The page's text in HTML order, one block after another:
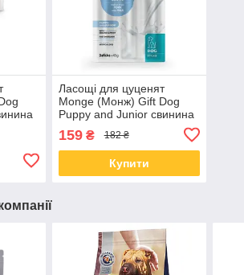
Ласощі для цуценят
Monge (Монж) Gift Dog
Puppy and Junior свинина
159₴ 182 ₴
Купити